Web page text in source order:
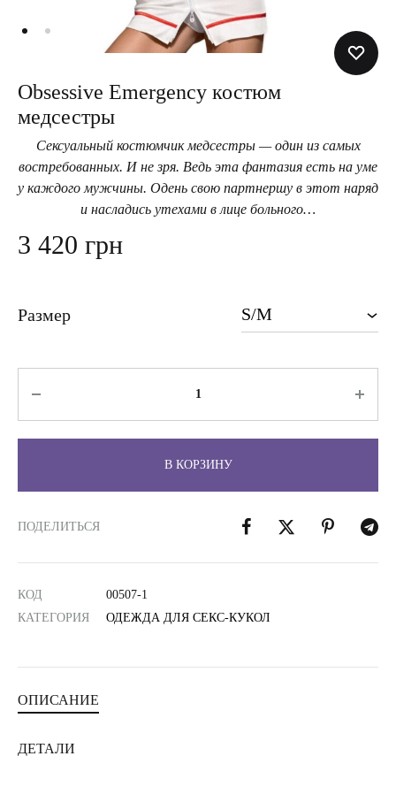
Obsessive Emergency костюм
медсестры
Сексуальный костюмчик медсестры — один из самых
востребованных. И не зря. Ведь эта фантазия есть на уме
у каждого мужчины. Одень свою партнершу в этот наряд
и насладись утехами в лице больного…
3 420 грн
Размер
В КОРЗИНУ
ПОДЕЛИТЬСЯ
КОД
00507-1
КАТЕГОРИЯ
ОДЕЖДА ДЛЯ СЕКС-КУКОЛ
ОПИСАНИЕ
ДЕТАЛИ